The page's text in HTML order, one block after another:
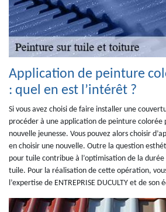
Application de peinture
: quel en est l’intérêt ?
Si vous avez choisi de faire installer une
procéder à une application de peinture colorée
nouvelle jeunesse. Vous pouvez alors choisir
en choisir une nouvelle. Outre la question
pour tuile contribue à l’optimisation de la
tuile. Pour la réalisation de cette opération,
l’expertise de ENTREPRISE DUCULTY et de son